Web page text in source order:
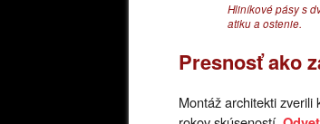
Hliníkové pásy s
atiku a ostenie.
Presnosť ako
Montáž architekti